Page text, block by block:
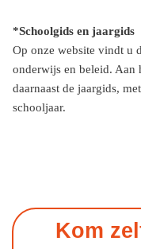
*Schoolgids en jaargids
Op onze website vindt u
onderwijs en beleid. Aan
daarnaast de jaargids,
schooljaar.
Kom